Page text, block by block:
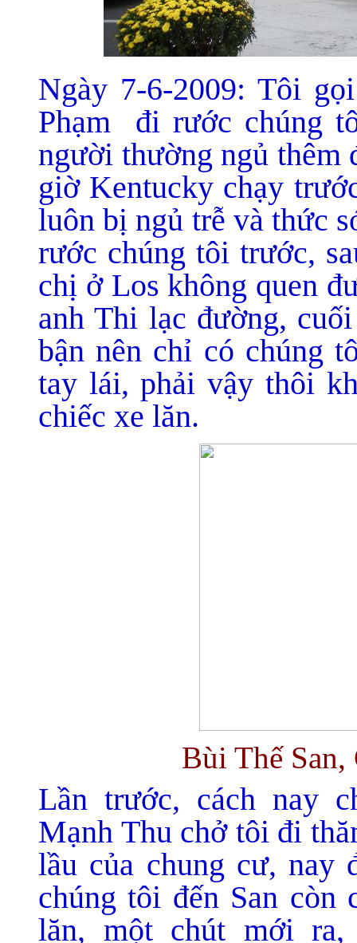
Ngày 7-6-2009: Tôi
Phạm đi rước chúng
người thường ngủ thêm
giờ Kentucky chạy
luôn bị ngủ trễ và thức
rước chúng tôi trước,
chị ở Los không quen
anh Thi lạc đường,
bận nên chỉ có chúng
tay lái, phải vậy thôi
chiếc xe lăn.
Bùi Thế
Lần trước, cách nay
Mạnh Thu chở tôi đi
lầu của chung cư, nay
chúng tôi đến San còn
lăn, một chút mới ra,